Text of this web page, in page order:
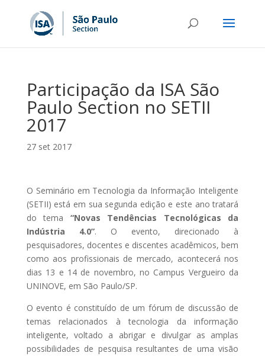
Participação da ISA São
Paulo Section no SETII
2017
27 set 2017
O Seminário em Tecnologia da Informação Inteligente
(SETII) está em sua segunda edição e este ano tratará
do tema “Novas Tendências Tecnológicas da
Indústria 4.0”. O evento, direcionado à
pesquisadores, docentes e discentes acadêmicos, bem
como aos profissionais de mercado, acontecerá nos
dias 13 e 14 de novembro, no Campus Vergueiro da
UNINOVE, em São Paulo/SP.
O evento é constituído de um fórum de discussão de
temas relacionados à tecnologia da informação
inteligente, voltado a abrigar e divulgar as amplas
possibilidades de pesquisa resultantes de uma visão